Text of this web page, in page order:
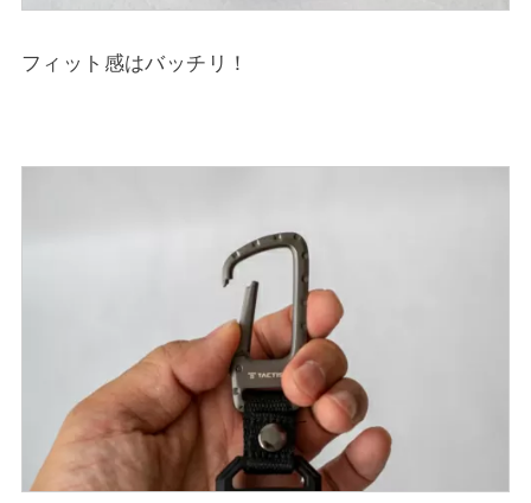
フィット感はバッチリ！